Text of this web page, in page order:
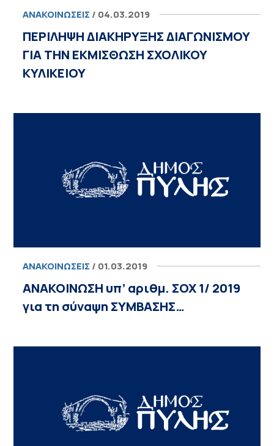
ΑΝΑΚΟΙΝΏΣΕΙΣ / 04.03.2019
ΠΕΡΙΛΗΨΗ ΔΙΑΚΗΡΥΞΗΣ ΔΙΑΓΩΝΙΣΜΟΥ
ΓΙΑ ΤΗΝ ΕΚΜΙΣΘΩΣΗ ΣΧΟΛΙΚΟΥ
ΚΥΛΙΚΕΙΟΥ
ΑΝΑΚΟΙΝΏΣΕΙΣ / 01.03.2019
ΑΝΑΚΟΙΝΩΣΗ υπ’ αριθµ. ΣΟΧ 1/ 2019
για τη σύναψη ΣΥΜΒΑΣΗΣ…